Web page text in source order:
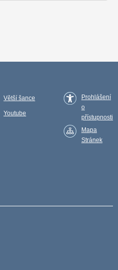
Větší šance
Youtube
Prohlášení
o
přístupnosti
Mapa
Stránek